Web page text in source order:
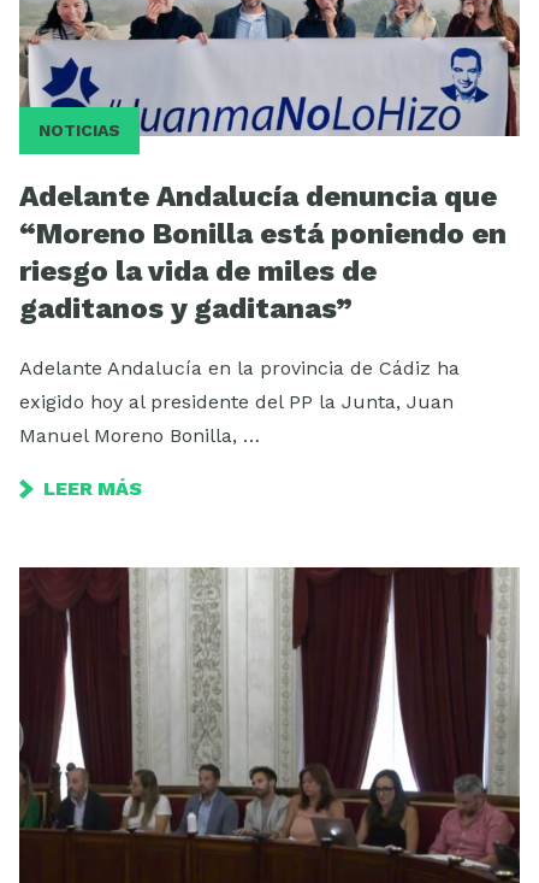
NOTICIAS
Adelante Andalucía denuncia que
“Moreno Bonilla está poniendo en
riesgo la vida de miles de
gaditanos y gaditanas”
Adelante Andalucía en la provincia de Cádiz ha
exigido hoy al presidente del PP la Junta, Juan
Manuel Moreno Bonilla, …
LEER MÁS